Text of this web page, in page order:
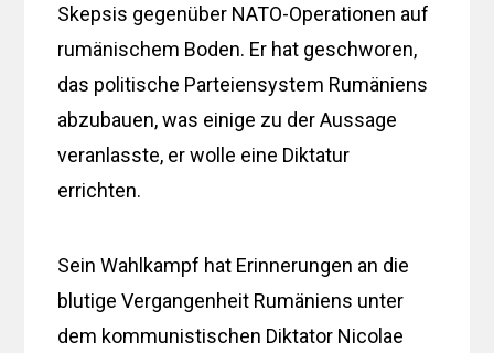
Skepsis gegenüber NATO-Operationen auf
rumänischem Boden. Er hat geschworen,
das politische Parteiensystem Rumäniens
abzubauen, was einige zu der Aussage
veranlasste, er wolle eine Diktatur
errichten.
Sein Wahlkampf hat Erinnerungen an die
blutige Vergangenheit Rumäniens unter
dem kommunistischen Diktator Nicolae